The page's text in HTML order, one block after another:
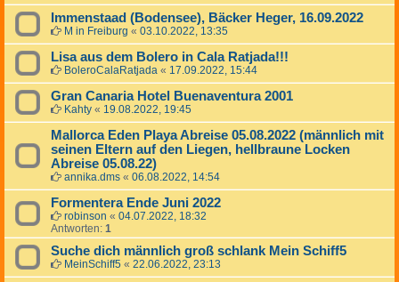
Immenstaad (Bodensee), Bäcker Heger, 16.09.2022
M in Freiburg « 03.10.2022, 13:35
Lisa aus dem Bolero in Cala Ratjada!!!
BoleroCalaRatjada « 17.09.2022, 15:44
Gran Canaria Hotel Buenaventura 2001
Kahty « 19.08.2022, 19:45
Mallorca Eden Playa Abreise 05.08.2022 (männlich mit
seinen Eltern auf den Liegen, hellbraune Locken
Abreise 05.08.22)
annika.dms « 06.08.2022, 14:54
Formentera Ende Juni 2022
robinson « 04.07.2022, 18:32
Antworten: 1
Suche dich männlich groß schlank Mein Schiff5
MeinSchiff5 « 22.06.2022, 23:13